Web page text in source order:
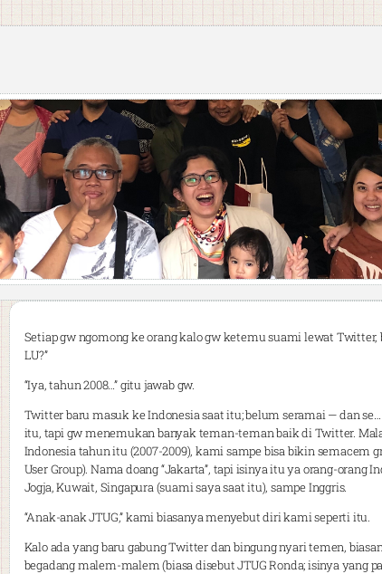
Setiap gw ngomong ke orang kalo gw ketemu suami lewat Twitter,
LU?”
“Iya, tahun 2008…” gitu jawab gw.
Twitter baru masuk ke Indonesia saat itu; belum seramai — dan
itu, tapi gw menemukan banyak teman-teman baik di Twitter.
Indonesia tahun itu (2007-2009), kami sampe bisa bikin semacem
User Group). Nama doang “Jakarta”, tapi isinya itu ya orang-
Jogja, Kuwait, Singapura (suami saya saat itu), sampe Inggris.
“Anak-anak JTUG,” kami biasanya menyebut diri kami seperti itu.
Kalo ada yang baru gabung Twitter dan bingung nyari temen,
begadang malem-malem (biasa disebut JTUG Ronda; isinya yang